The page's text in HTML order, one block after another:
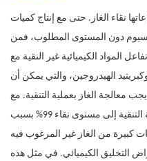
نقاء الغاز. حتى مع إنتاج كميات
دون المستوى المطلوب، فمن
المواد الكيميائية غير النقية مع
الهيدروجين، والتي يمكن أن
معالجة الغاز بعملية التنقية. مع
ذلك، في معظم الحالات، لا تصل عملية التنقية إلى مستوى نقاء 99% بسبب
التخليق الكيميائي. في مثل هذه